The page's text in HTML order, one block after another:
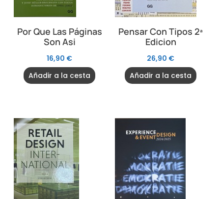
Por Que Las Páginas
Son Asi
16,90 €
Añadir a la cesta
Pensar Con Tipos 2ª
Edicion
26,90 €
Añadir a la cesta